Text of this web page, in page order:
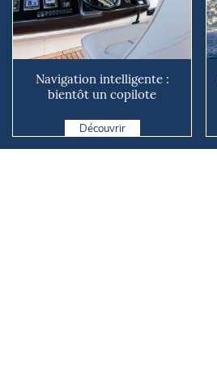
Navigation intelligente :
bientôt un copilote
Découvrir